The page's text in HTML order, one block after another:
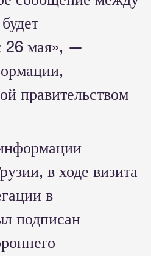
26 мая», —
правительством
в ходе визита
в
подписан